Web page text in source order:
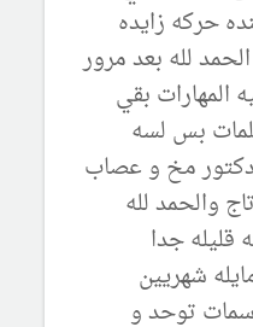
حركه زايده
لله بعد مرور
المهارات بقي
بس لسه
دكتور مخ و عصاب
والحمد لله
قليله جدا
شهريين
توحد و